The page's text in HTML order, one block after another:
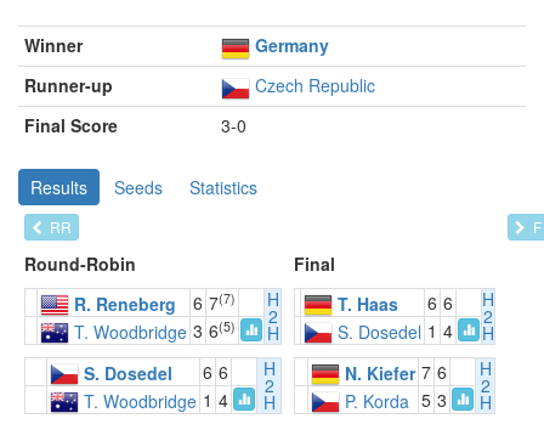
Winner
Germany
Runner-up
Czech Republic
Final Score
3-0
Results Seeds Statistics
RR F
Round-Robin
Final
R. Reneberg
6 7(7) H
2
H
T. Woodbridge 3 6(5)
T. Haas 6 6 H
2
H
S. Dosedel 1 4
S. Dosedel
6 6 H
2
H
T. Woodbridge 1 4
N. Kiefer 7 6 H
2
H
P. Korda 5 3